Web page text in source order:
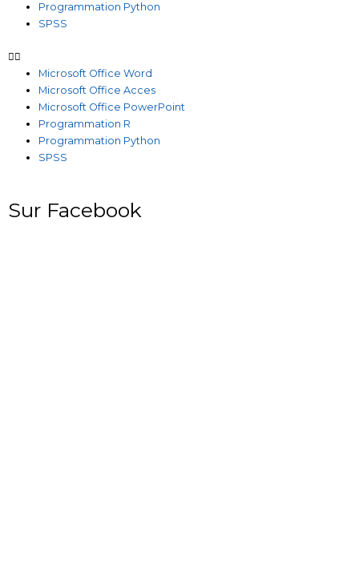
Programmation Python
SPSS
Microsoft Office Word
Microsoft Office Acces
Microsoft Office PowerPoint
Programmation R
Programmation Python
SPSS
Sur Facebook